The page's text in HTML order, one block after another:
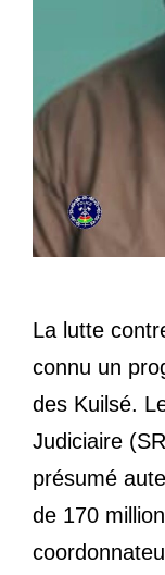
La lutte
connu un
des Kuilsé.
Judiciaire
présumé
de 170